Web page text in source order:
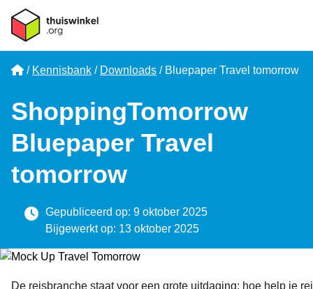
Home
Kennisbank Downloads Bluepaper Travel tomorrow
ShoppingTomorrow
Bluepaper Travel
tomorrow
Gepubliceerd op: 9 oktober 2025
Bijgewerkt op: 13 oktober 2025
De reisbranche staat voor een grote uitdaging: hoe help je